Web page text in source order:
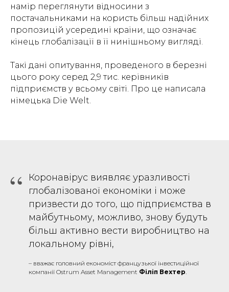
намір переглянути відносини з
постачальниками на користь більш надійних
пропозицій усередині країни, що означає
кінець глобалізації в її нинішньому вигляді.
Такі дані опитування, проведеного в березні
цього року серед 2,9 тис. керівників
підприємств у всьому світі. Про це написала
німецька Die Welt.
“
Коронавірус виявляє уразливості
глобалізованої економіки і може
призвести до того, що підприємства в
майбутньому, можливо, знову будуть
більш активно вести виробництво на
локальному рівні,
– вважає головний економіст французької інвестиційної
компанії Ostrum Asset Management Філіп Вехтер.